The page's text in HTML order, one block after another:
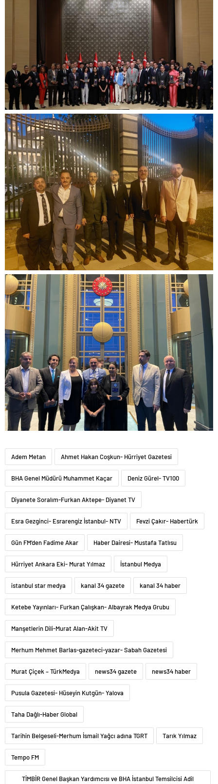
Adem Metan Ahmet Hakan Coşkun- Hürriyet Gazetesi
BHA Genel Müdürü Muhammet Kaçar Deniz Gürel- TV100
Diyanete Soralım-Furkan Aktepe- Diyanet TV
Esra Gezginci- Esrarengiz İstanbul- NTV Fevzi Çakır- Habertürk
Gün FM’den Fadime Akar Haber Dairesi- Mustafa Tatlısu
Hürriyet Ankara Eki- Murat Yılmaz İstanbul Medya
istanbul star medya kanal 34 gazete kanal 34 haber
Ketebe Yayınları- Furkan Çalışkan- Albayrak Medya Grubu
Manşetlerin Dili-Murat Alan-Akit TV
Merhum Mehmet Barlas-gazeteci-yazar- Sabah Gazetesi
Murat Çiçek – TürkMedya news34 gazete news34 haber
Pusula Gazetesi- Hüseyin Kutgün- Yalova
Taha Dağlı-Haber Global
Tarihin Belgeseli-Merhum İsmail Yağcı adına TGRT Tarık Yılmaz
Tempo FM
TİMBİR Genel Başkan Yardımcısı ve BHA İstanbul Temsilcisi Adil